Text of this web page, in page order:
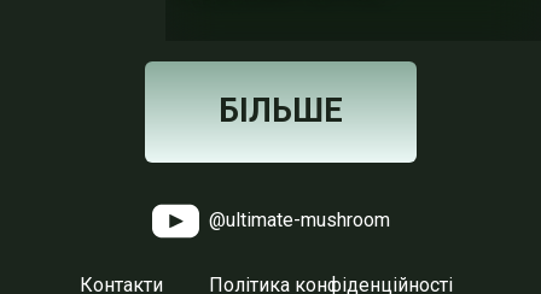
БІЛЬШЕ
@ultimate-mushroom
Контакти Політика конфіденційності